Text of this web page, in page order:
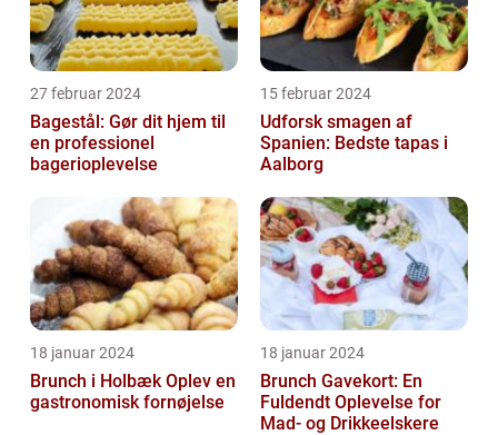
27 februar 2024
Bagestål: Gør dit hjem til
en professionel
bagerioplevelse
15 februar 2024
Udforsk smagen af
Spanien: Bedste tapas i
Aalborg
18 januar 2024
Brunch i Holbæk Oplev en
gastronomisk fornøjelse
18 januar 2024
Brunch Gavekort: En
Fuldendt Oplevelse for
Mad- og Drikkeelskere